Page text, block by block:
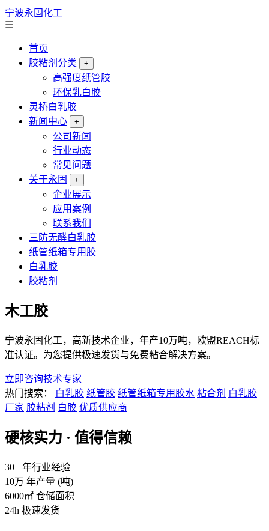
宁波永固化工
☰
首页
胶粘剂分类
+
高强度纸管胶
环保乳白胶
灵桥白乳胶
新闻中心
+
公司新闻
行业动态
常见问题
关于永固
+
企业展示
应用案例
联系我们
三防无醛白乳胶
纸管纸箱专用胶
白乳胶
胶粘剂
木工胶
宁波永固化工，高新技术企业，年产10万吨，欧盟REACH标
准认证。为您提供极速发货与免费粘合解决方案。
立即咨询技术专家
热门搜索：
白乳胶 纸管胶 纸管纸箱专用胶水 粘合剂 白乳胶
厂家 胶粘剂 白胶 优质供应商
硬核实力 · 值得信赖
30+ 年行业经验
10万 年产量 (吨)
6000㎡ 仓储面积
24h 极速发货